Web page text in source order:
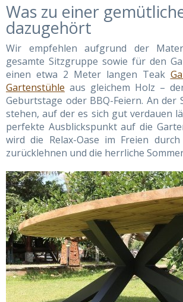
Was zu einer
dazugehört
Wir empfehlen aufgrund der
gesamte Sitzgruppe sowie für den
einen etwa 2 Meter langen Teak
Gartenstühle aus gleichem Holz –
Geburtstage oder BBQ-Feiern. An
stehen, auf der es sich gut verdauen
perfekte Ausblickspunkt auf die
wird die Relax-Oase im Freien
zurücklehnen und die herrliche